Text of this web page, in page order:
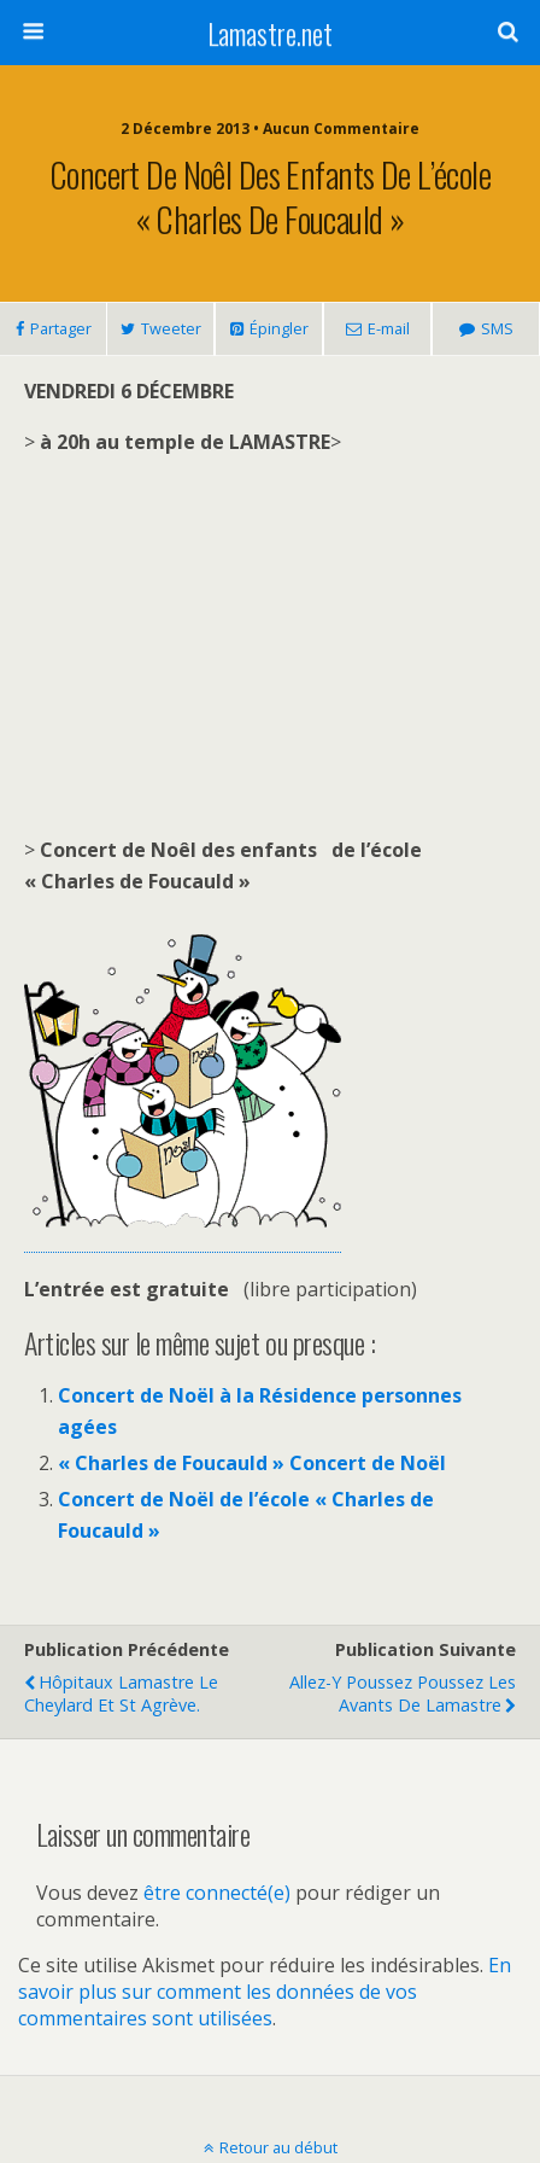
Lamastre.net
2 Décembre 2013 • Aucun Commentaire
Concert De Noêl Des Enfants De L’école
« Charles De Foucauld »
Partager Tweeter Épingler E-mail SMS
VENDREDI 6 DÉCEMBRE
> à 20h au temple de LAMASTRE>
> Concert de Noêl des enfants de l’école
« Charles de Foucauld »
L’entrée est gratuite (libre participation)
Articles sur le même sujet ou presque :
Concert de Noël à la Résidence personnes
agées
« Charles de Foucauld » Concert de Noël
Concert de Noël de l’école « Charles de
Foucauld »
Publication Précédente
Hôpitaux Lamastre Le
Cheylard Et St Agrève.
Publication Suivante
Allez-Y Poussez Poussez Les
Avants De Lamastre
Laisser un commentaire
Vous devez être connecté(e) pour rédiger un
commentaire.
Ce site utilise Akismet pour réduire les indésirables. En
savoir plus sur comment les données de vos
commentaires sont utilisées.
Retour au début